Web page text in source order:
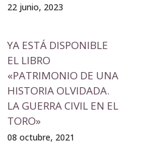
22 junio, 2023
YA ESTÁ DISPONIBLE
EL LIBRO
«PATRIMONIO DE UNA
HISTORIA OLVIDADA.
LA GUERRA CIVIL EN EL
TORO»
08 octubre, 2021